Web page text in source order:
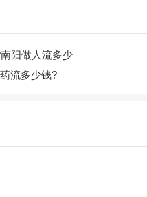
阳做人流多少
流多少钱?